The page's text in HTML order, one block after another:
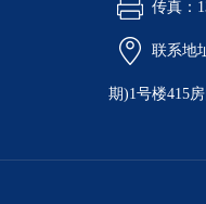
传真：
联系地
期)1号楼415房